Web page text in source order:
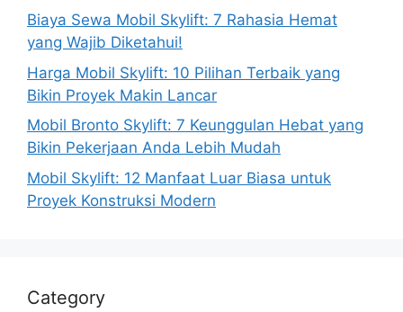
Biaya Sewa Mobil Skylift: 7 Rahasia Hemat
yang Wajib Diketahui!
Harga Mobil Skylift: 10 Pilihan Terbaik yang
Bikin Proyek Makin Lancar
Mobil Bronto Skylift: 7 Keunggulan Hebat yang
Bikin Pekerjaan Anda Lebih Mudah
Mobil Skylift: 12 Manfaat Luar Biasa untuk
Proyek Konstruksi Modern
Category